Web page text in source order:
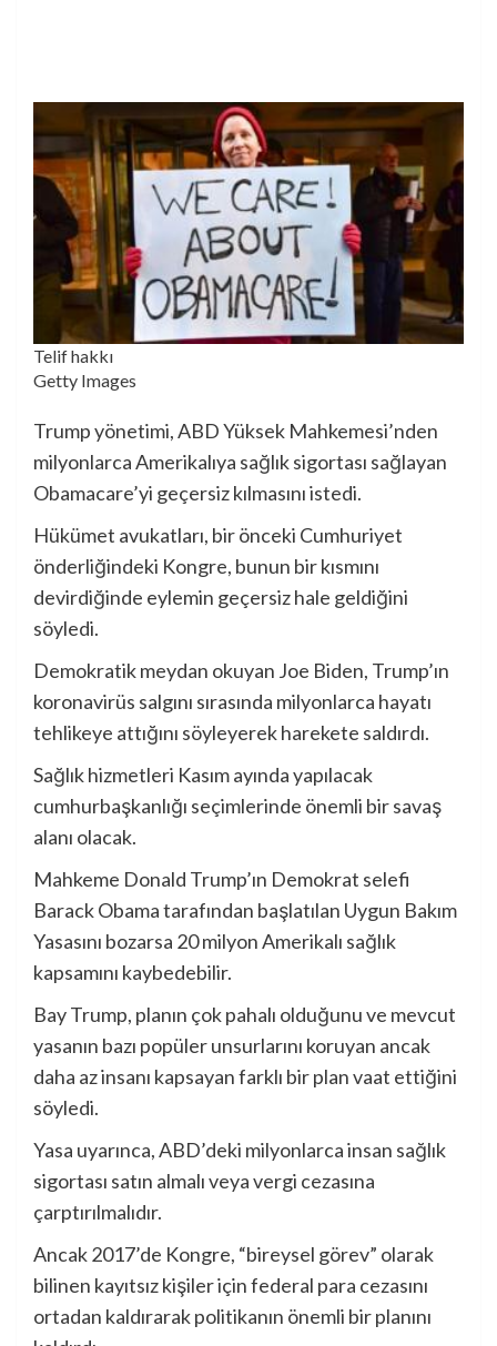
Telif hakkı
Getty Images
Trump yönetimi, ABD Yüksek Mahkemesi’nden
milyonlarca Amerikalıya sağlık sigortası sağlayan
Obamacare’yi geçersiz kılmasını istedi.
Hükümet avukatları, bir önceki Cumhuriyet
önderliğindeki Kongre, bunun bir kısmını
devirdiğinde eylemin geçersiz hale geldiğini
söyledi.
Demokratik meydan okuyan Joe Biden, Trump’ın
koronavirüs salgını sırasında milyonlarca hayatı
tehlikeye attığını söyleyerek harekete saldırdı.
Sağlık hizmetleri Kasım ayında yapılacak
cumhurbaşkanlığı seçimlerinde önemli bir savaş
alanı olacak.
Mahkeme Donald Trump’ın Demokrat selefi
Barack Obama tarafından başlatılan Uygun Bakım
Yasasını bozarsa 20 milyon Amerikalı sağlık
kapsamını kaybedebilir.
Bay Trump, planın çok pahalı olduğunu ve mevcut
yasanın bazı popüler unsurlarını koruyan ancak
daha az insanı kapsayan farklı bir plan vaat ettiğini
söyledi.
Yasa uyarınca, ABD’deki milyonlarca insan sağlık
sigortası satın almalı veya vergi cezasına
çarptırılmalıdır.
Ancak 2017’de Kongre, “bireysel görev” olarak
bilinen kayıtsız kişiler için federal para cezasını
ortadan kaldırarak politikanın önemli bir planını